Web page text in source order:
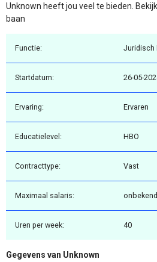
Unknown heeft jou veel te bieden.
baan
Functie: Juridisch
Startdatum: 26-05-
Ervaring: Ervaren
Educatielevel: HBO
Contracttype: Vast
Maximaal salaris: onbekend
Uren per week: 40
Gegevens van Unknown